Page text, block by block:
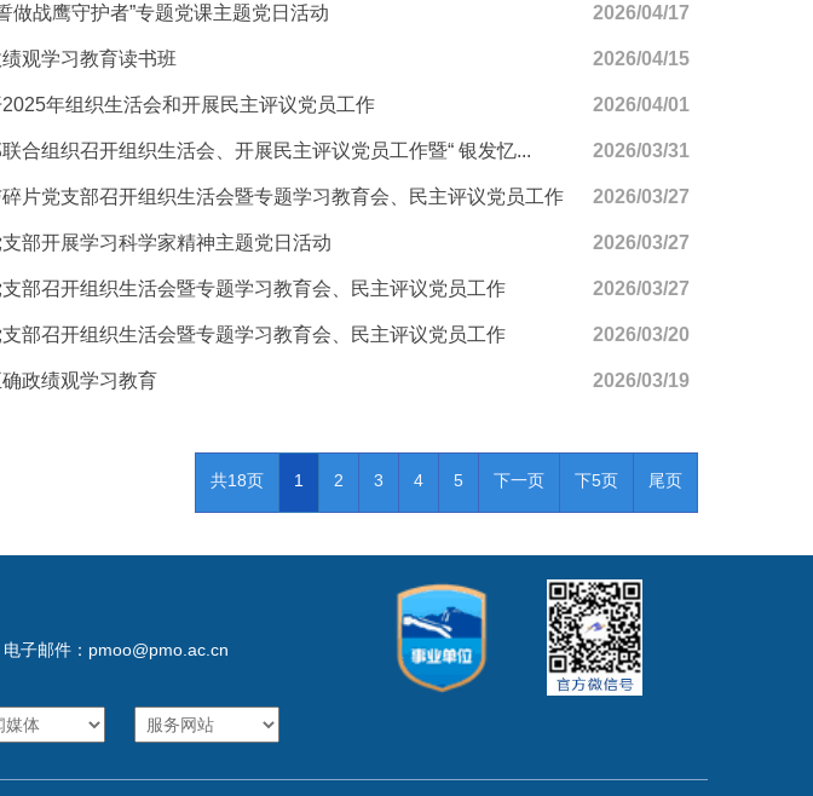
做战鹰守护者”专题党课主题党日活动 2026/04/17
观学习教育读书班 2026/04/15
年组织生活会和开展民主评议党员工作 2026/04/01
合组织召开组织生活会、开展民主评议党员工作暨“ 银发忆... 2026/03/31
片党支部召开组织生活会暨专题学习教育会、民主评议党员工作 2026/03/27
部开展学习科学家精神主题党日活动 2026/03/27
部召开组织生活会暨专题学习教育会、民主评议党员工作 2026/03/27
部召开组织生活会暨专题学习教育会、民主评议党员工作 2026/03/20
政绩观学习教育 2026/03/19
共18页 1 2 3 4 5 下一页 下5页 尾页
子邮件：pmoo@pmo.ac.cn